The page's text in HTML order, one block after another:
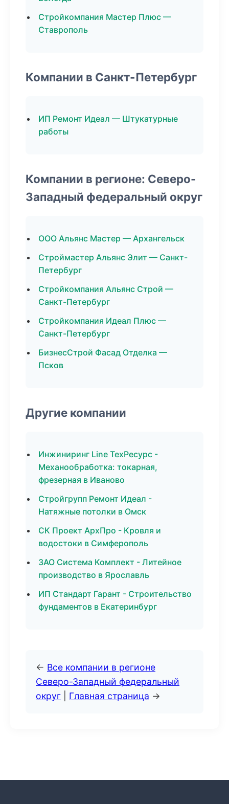
Стройкомпания Мастер Плюс —
Ставрополь
Компании в Санкт-Петербург
ИП Ремонт Идеал — Штукатурные
работы
Компании в регионе: Северо-
Западный федеральный округ
ООО Альянс Мастер — Архангельск
Строймастер Альянс Элит — Санкт-
Петербург
Стройкомпания Альянс Строй —
Санкт-Петербург
Стройкомпания Идеал Плюс —
Санкт-Петербург
БизнесСтрой Фасад Отделка —
Псков
Другие компании
Инжиниринг Line ТехРесурс -
Механообработка: токарная,
фрезерная в Иваново
Стройгрупп Ремонт Идеал -
Натяжные потолки в Омск
СК Проект АрхПро - Кровля и
водостоки в Симферополь
ЗАО Система Комплект - Литейное
производство в Ярославль
ИП Стандарт Гарант - Строительство
фундаментов в Екатеринбург
← Все компании в регионе
Северо-Западный федеральный
округ
Главная страница →